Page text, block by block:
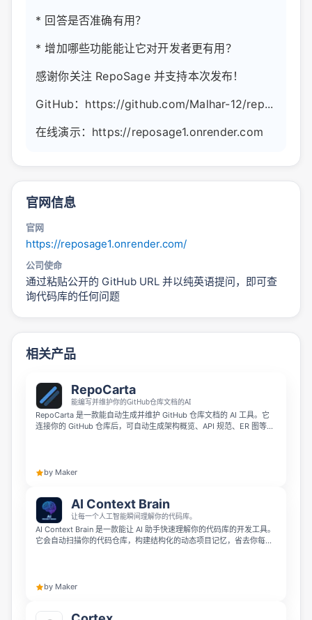
* 回答是否准确有用？
* 增加哪些功能能让它对开发者更有用？
感谢你关注 RepoSage 并支持本次发布！
GitHub：https://github.com/Malhar-12/rep...
在线演示：https://reposage1.onrender.com
官网信息
官网
https://reposage1.onrender.com/
公司使命
通过粘贴公开的 GitHub URL 并以纯英语提问，即可查
询代码库的任何问题
相关产品
RepoCarta
能编写并维护你的GitHub仓库文档的AI
RepoCarta 是一款能自动生成并维护 GitHub 仓库文档的 AI 工具。它
连接你的 GitHub 仓库后，可自动生成架构概览、API 规范、ER 图等高
by Maker
AI Context Brain
让每一个人工智能瞬间理解你的代码库。
AI Context Brain 是一款能让 AI 助手快速理解你的代码库的开发工具。
它会自动扫描你的代码仓库，构建结构化的动态项目记忆，省去你每次
by Maker